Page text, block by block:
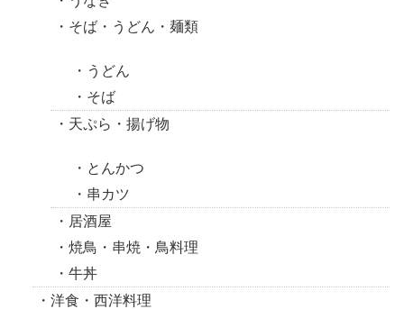
そば・うどん・麺類
うどん
そば
天ぷら・揚げ物
とんかつ
串カツ
居酒屋
焼鳥・串焼・鳥料理
牛丼
洋食・西洋料理